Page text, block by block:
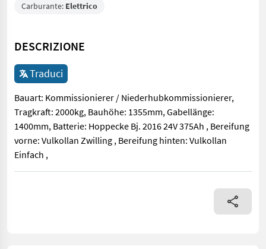
Carburante: Elettrico
DESCRIZIONE
Traduci
Bauart: Kommissionierer / Niederhubkommissionierer,
Tragkraft: 2000kg, Bauhöhe: 1355mm, Gabellänge:
1400mm, Batterie: Hoppecke Bj. 2016 24V 375Ah , Bereifung
vorne: Vulkollan Zwilling , Bereifung hinten: Vulkollan
Einfach ,
Bauart: Kommissionierer / Niederhubkommissionierer,